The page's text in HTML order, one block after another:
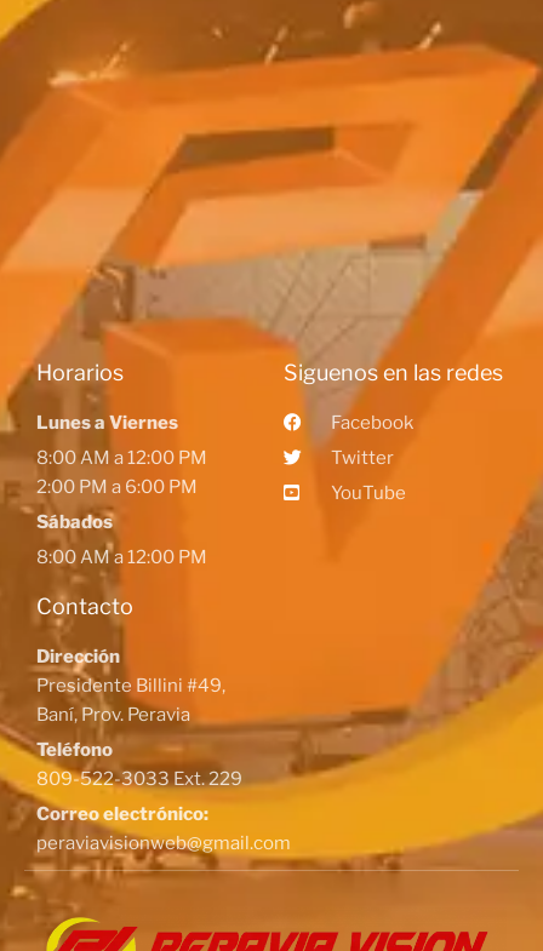
Horarios
Lunes a Viernes
8:00 AM a 12:00 PM
2:00 PM a 6:00 PM
Sábados
8:00 AM a 12:00 PM
Contacto
Dirección
Presidente Billini #49,
Baní, Prov. Peravia
Teléfono
809-522-3033 Ext. 229
Correo electrónico:
peraviavisionweb@gmail.com
Siguenos en las redes
Facebook
Twitter
YouTube